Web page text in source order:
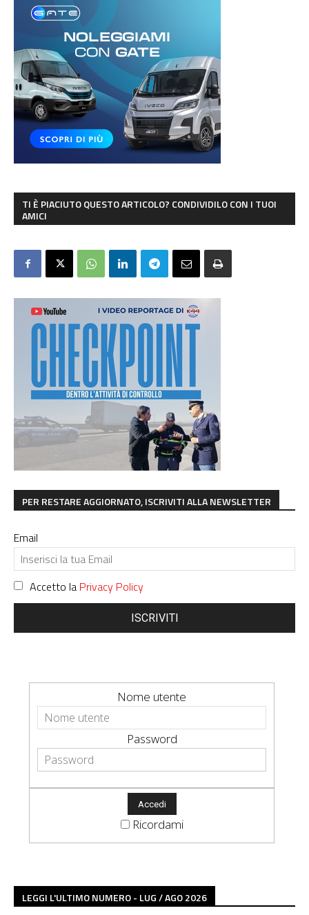
TI È PIACIUTO QUESTO ARTICOLO? CONDIVIDILO CON I TUOI
AMICI
PER RESTARE AGGIORNATO, ISCRIVITI ALLA NEWSLETTER
Email
Accetto la Privacy Policy
ISCRIVITI
Nome utente
Password
Ricordami
LEGGI L'ULTIMO NUMERO - LUG / AGO 2026